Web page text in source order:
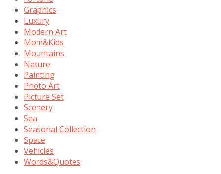
Graphics
Luxury
Modern Art
Mom&Kids
Mountains
Nature
Painting
Photo Art
Picture Set
Scenery
Sea
Seasonal Collection
Space
Vehicles
Words&Quotes